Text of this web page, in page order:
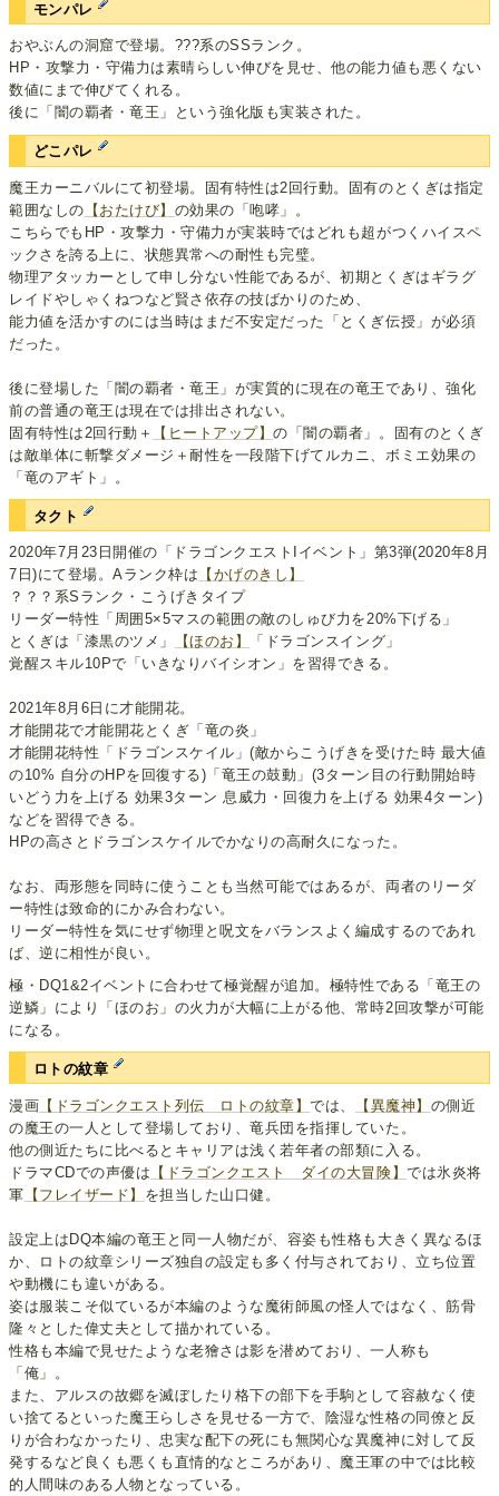
モンパレ
おやぶんの洞窟で登場。???系のSSランク。
HP・攻撃力・守備力は素晴らしい伸びを見せ、他の能力値も悪くない
数値にまで伸びてくれる。
後に「闇の覇者・竜王」という強化版も実装された。
どこパレ
魔王カーニバルにて初登場。固有特性は2回行動。固有のとくぎは指定
範囲なしの 【おたけび】 の効果の「咆哮」。
こちらでもHP・攻撃力・守備力が実装時ではどれも超がつくハイスペ
ックさを誇る上に、状態異常への耐性も完璧。
物理アタッカーとして申し分ない性能であるが、初期とくぎはギラグ
レイドやしゃくねつなど賢さ依存の技ばかりのため、
能力値を活かすのには当時はまだ不安定だった「とくぎ伝授」が必須
だった。
後に登場した「闇の覇者・竜王」が実質的に現在の竜王であり、強化
前の普通の竜王は現在では排出されない。
固有特性は2回行動＋
【ヒートアップ】の「闇の覇者」。固有のとくぎ
は敵単体に斬撃ダメージ＋耐性を一段階下げてルカニ、ボミエ効果の
「竜のアギト」。
タクト
2020年7月23日開催の「ドラゴンクエストIイベント」第3弾(2020年8月
7日)にて登場。Aランク枠は 【かげのきし】
？？？系Sランク・こうげきタイプ
リーダー特性「周囲5×5マスの範囲の敵のしゅび力を20%下げる」
とくぎは「漆黒のツメ」
【ほのお】
「ドラゴンスイング」
覚醒スキル10Pで「いきなりバイシオン」を習得できる。
2021年8月6日に才能開花。
才能開花で才能開花とくぎ「竜の炎」
才能開花特性「ドラゴンスケイル」(敵からこうげきを受けた時 最大値
の10% 自分のHPを回復する)「竜王の鼓動」(3ターン目の行動開始時
いどう力を上げる 効果3ターン 息威力・回復力を上げる 効果4ターン)
などを習得できる。
HPの高さとドラゴンスケイルでかなりの高耐久になった。
なお、両形態を同時に使うことも当然可能ではあるが、両者のリーダ
ー特性は致命的にかみ合わない。
リーダー特性を気にせず物理と呪文をバランスよく編成するのであれ
ば、逆に相性が良い。
極・DQ1&2イベントに合わせて極覚醒が追加。極特性である「竜王の
逆鱗」により「ほのお」の火力が大幅に上がる他、常時2回攻撃が可能
になる。
ロトの紋章
漫画 【ドラゴンクエスト列伝 ロトの紋章】では、 【異魔神】 の側近
の魔王の一人として登場しており、竜兵団を指揮していた。
他の側近たちに比べるとキャリアは浅く若年者の部類に入る。
ドラマCDでの声優は 【ドラゴンクエスト ダイの大冒険】では氷炎将
軍 【フレイザード】 を担当した山口健。
設定上はDQ本編の竜王と同一人物だが、容姿も性格も大きく異なるほ
か、ロトの紋章シリーズ独自の設定も多く付与されており、立ち位置
や動機にも違いがある。
姿は服装こそ似ているが本編のような魔術師風の怪人ではなく、筋骨
隆々とした偉丈夫として描かれている。
性格も本編で見せたような老獪さは影を潜めており、一人称も
「俺」。
また、アルスの故郷を滅ぼしたり格下の部下を手駒として容赦なく使
い捨てるといった魔王らしさを見せる一方で、陰湿な性格の同僚と反
りが合わなかったり、忠実な配下の死にも無関心な異魔神に対して反
発するなど良くも悪くも直情的なところがあり、魔王軍の中では比較
的人間味のある人物となっている。